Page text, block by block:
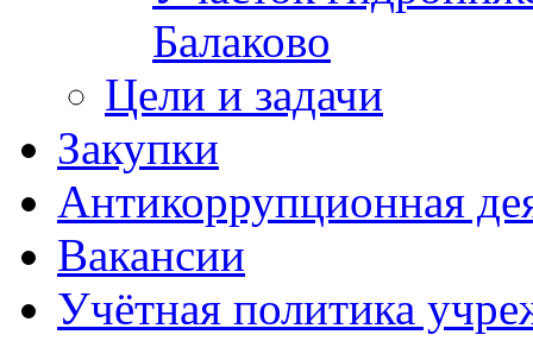
Балаково
Цели и задачи
Закупки
Антикоррупционная
Вакансии
Учётная политика